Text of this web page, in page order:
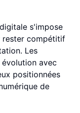
s'impose
rester compétitif
Les
avec
positionnées
de